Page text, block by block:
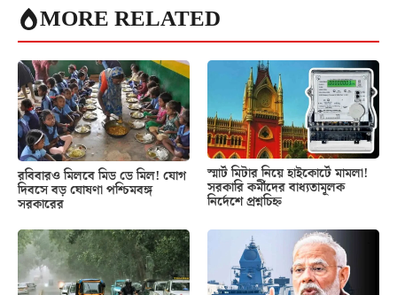
MORE RELATED
রবিবারও মিলবে মিড ডে মিল! যোগ
দিবসে বড় ঘোষণা পশ্চিমবঙ্গ
সরকারের
স্মার্ট মিটার নিয়ে হাইকোর্টে মামলা!
সরকারি কর্মীদের বাধ্যতামূলক
নির্দেশে প্রশ্নচিহ্ন